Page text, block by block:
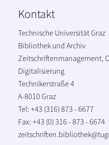
Kontakt
Technische Universität Graz
Bibliothek und Archiv
Zeitschriftenmanagement,
Digitalisierung
Technikerstraße 4
A-8010 Graz
Tel: +43 (316) 873 - 6677
Fax: +43 (0) 316 - 873 - 6674